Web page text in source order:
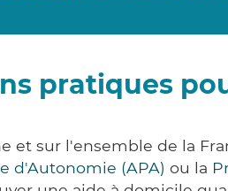
pratiques
sur l'ensemble de la
d'Autonomie (APA) ou la